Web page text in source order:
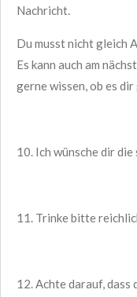
Nachricht.
Du musst nicht gleich
Es kann auch am
gerne wissen, ob es
10. Ich wünsche dir
11. Trinke bitte
12. Achte darauf, dass